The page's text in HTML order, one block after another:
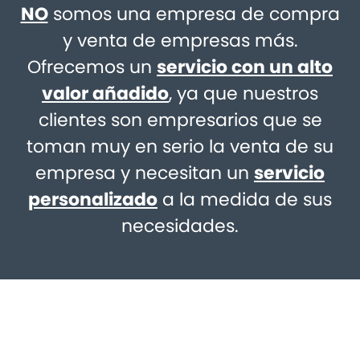
NOsomos una empresa de compra
y venta de empresas más.
Ofrecemos un servicio con un alto
valor añadido, ya que nuestros
clientes son empresarios que se
toman muy en serio la venta de su
empresa y necesitan un servicio
personalizado a la medida de sus
necesidades.